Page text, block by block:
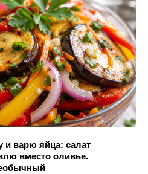
и варю яйца: салат
вместо оливье.